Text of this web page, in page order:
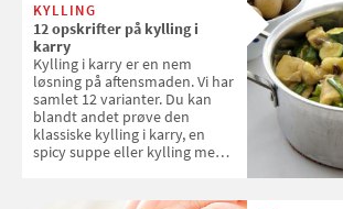
KYLLING
12 opskrifter på kylling i
karry
Kylling i karry er en nem
løsning på aftensmaden. Vi har
samlet 12 varianter. Du kan
blandt andet prøve den
klassiske kylling i karry, en
spicy suppe eller kylling med